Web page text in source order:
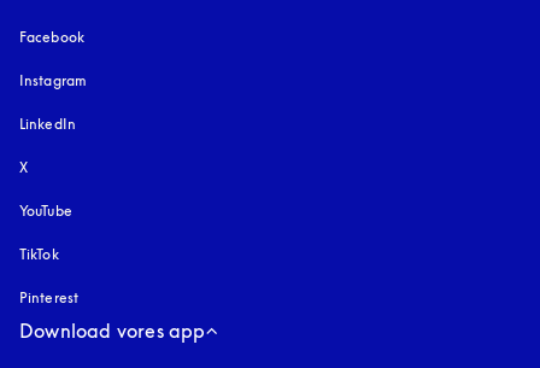
Facebook
Instagram
LinkedIn
X
YouTube
TikTok
Pinterest
Download vores app